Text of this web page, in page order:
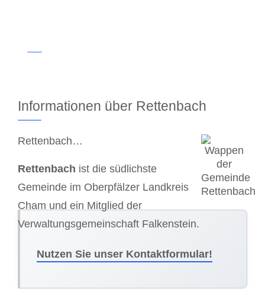
Informationen über Rettenbach
Rettenbach…
Rettenbach ist die südlichste
Gemeinde im Oberpfälzer Landkreis
Cham und ein Mitglied der
Verwaltungsgemeinschaft Falkenstein.
Nutzen Sie unser Kontaktformular!